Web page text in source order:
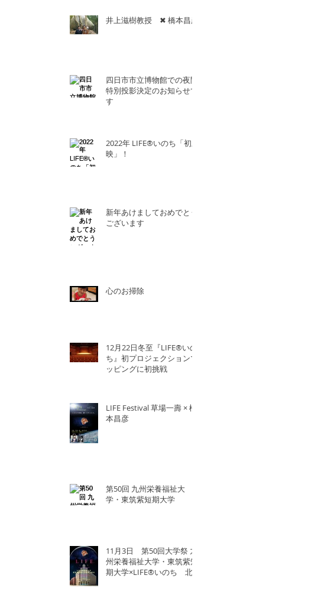
井上滋樹教授 ✖︎ 橋本昌彦
四日市市立博物館での夜間
特別投影決定のお知らせで
す
2022年 LIFE®︎いのち「初上
映」！
新年あけましておめでとう
ございます
心のお掃除
12月22日冬至『LIFE®︎いの
ち』初プロジェクションマ
ッピングに初挑戦
LIFE Festival 草場一壽 × 橋
本昌彦
第50回 九州栄養福祉大
学・東筑紫短期大学
11月3日 第50回大学祭 九
州栄養福祉大学・東筑紫短
期大学×LIFE®︎いのち 北